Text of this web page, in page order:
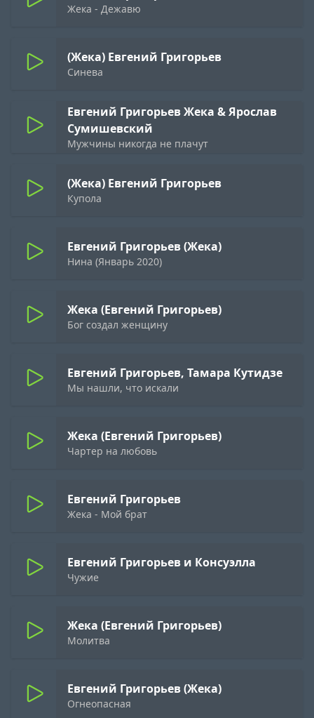
Жека - Дежавю
(Жека) Евгений Григорьев
Синева
Евгений Григорьев Жека & Ярослав
Сумишевский
Мужчины никогда не плачут
(Жека) Евгений Григорьев
Купола
Евгений Григорьев (Жека)
Нина (Январь 2020)
Жека (Евгений Григорьев)
Бог создал женщину
Евгений Григорьев, Тамара Кутидзе
Мы нашли, что искали
Жека (Евгений Григорьев)
Чартер на любовь
Евгений Григорьев
Жека - Мой брат
Евгений Григорьев и Консуэлла
Чужие
Жека (Евгений Григорьев)
Молитва
Евгений Григорьев (Жека)
Огнеопасная